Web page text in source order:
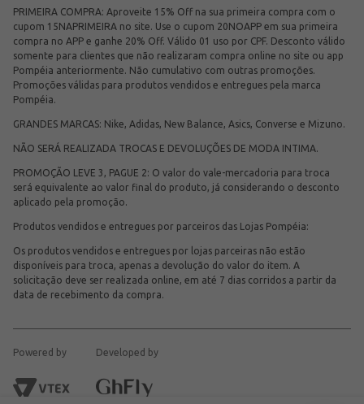
PRIMEIRA COMPRA: Aproveite 15% Off na sua primeira compra com o
cupom 15NAPRIMEIRA no site. Use o cupom 20NOAPP em sua primeira
compra no APP e ganhe 20% Off. Válido 01 uso por CPF. Desconto válido
somente para clientes que não realizaram compra online no site ou app
Pompéia anteriormente. Não cumulativo com outras promoções.
Promoções válidas para produtos vendidos e entregues pela marca
Pompéia.
GRANDES MARCAS: Nike, Adidas, New Balance, Asics, Converse e Mizuno.
NÃO SERÁ REALIZADA TROCAS E DEVOLUÇÕES DE MODA INTIMA.
PROMOÇÃO LEVE 3, PAGUE 2: O valor do vale-mercadoria para troca
será equivalente ao valor final do produto, já considerando o desconto
aplicado pela promoção.
Produtos vendidos e entregues por parceiros das Lojas Pompéia:
Os produtos vendidos e entregues por lojas parceiras não estão
disponíveis para troca, apenas a devolução do valor do item. A
solicitação deve ser realizada online, em até 7 dias corridos a partir da
data de recebimento da compra.
Powered by Developed by